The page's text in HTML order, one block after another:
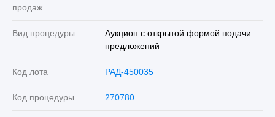
продаж
Вид процедуры
Аукцион с открытой формой подачи
предложений
Код лота РАД-450035
Код процедуры 270780